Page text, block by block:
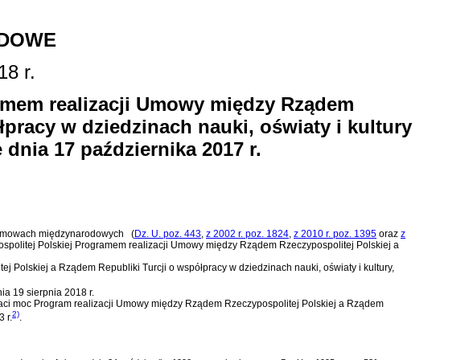
r.
realizacji Umowy między Rządem
w dziedzinach nauki, oświaty i kultury
17 października 2017 r.
międzynarodowych (Dz. U. poz. 443, z 2002 r. poz. 1824, z 2010 r. poz. 1395 oraz z
Polskiej Programem realizacji Umowy między Rządem Rzeczypospolitej Polskiej a
Polskiej a Rządem Republiki Turcji o współpracy w dziedzinach nauki, oświaty i kultury,
19 sierpnia 2018 r.
moc Program realizacji Umowy między Rządem Rzeczypospolitej Polskiej a Rządem
r.2).